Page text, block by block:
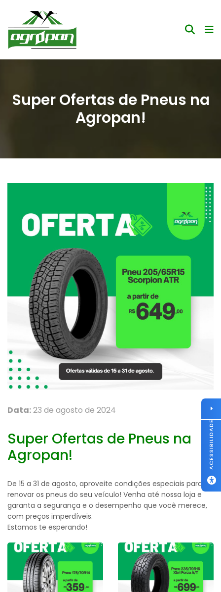
Super Ofertas de Pneus na
Agropan!
Data:23 de agosto de 2024
Super Ofertas de Pneus na
Agropan!
De 15 a 31 de agosto, aproveite condições especiais para
renovar os pneus do seu veículo! Venha até nossa loja e
garanta a segurança e o desempenho que você merece,
com preços imperdíveis.
Estamos te esperando!
ACESSIBILIDADE